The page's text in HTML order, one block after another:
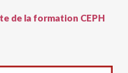
de la formation CEPH